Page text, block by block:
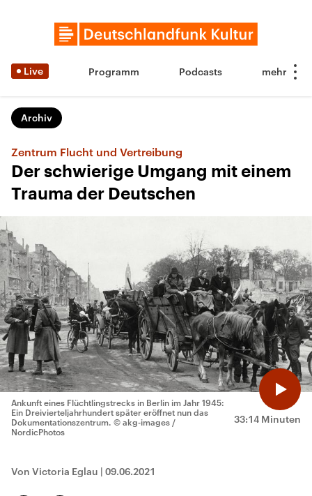
Live Programm Podcasts
Archiv
Zentrum Flucht und Vertreibung
Der schwierige Umgang mit einem
Trauma der Deutschen
33:14 Minuten
Ankunft eines Flüchtlingstrecks in Berlin im Jahr 1945:
Ein Dreivierteljahrhundert später eröffnet nun das
Dokumentationszentrum. © akg-images /
NordicPhotos
Von Victoria Eglau | 09.06.2021